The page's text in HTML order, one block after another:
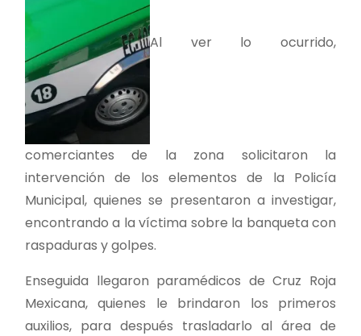
Al ver lo ocurrido,
comerciantes de la zona solicitaron la
intervención de los elementos de la Policía
Municipal, quienes se presentaron a investigar,
encontrando a la víctima sobre la banqueta con
raspaduras y golpes.
Enseguida llegaron paramédicos de Cruz Roja
Mexicana, quienes le brindaron los primeros
auxilios, para después trasladarlo al área de